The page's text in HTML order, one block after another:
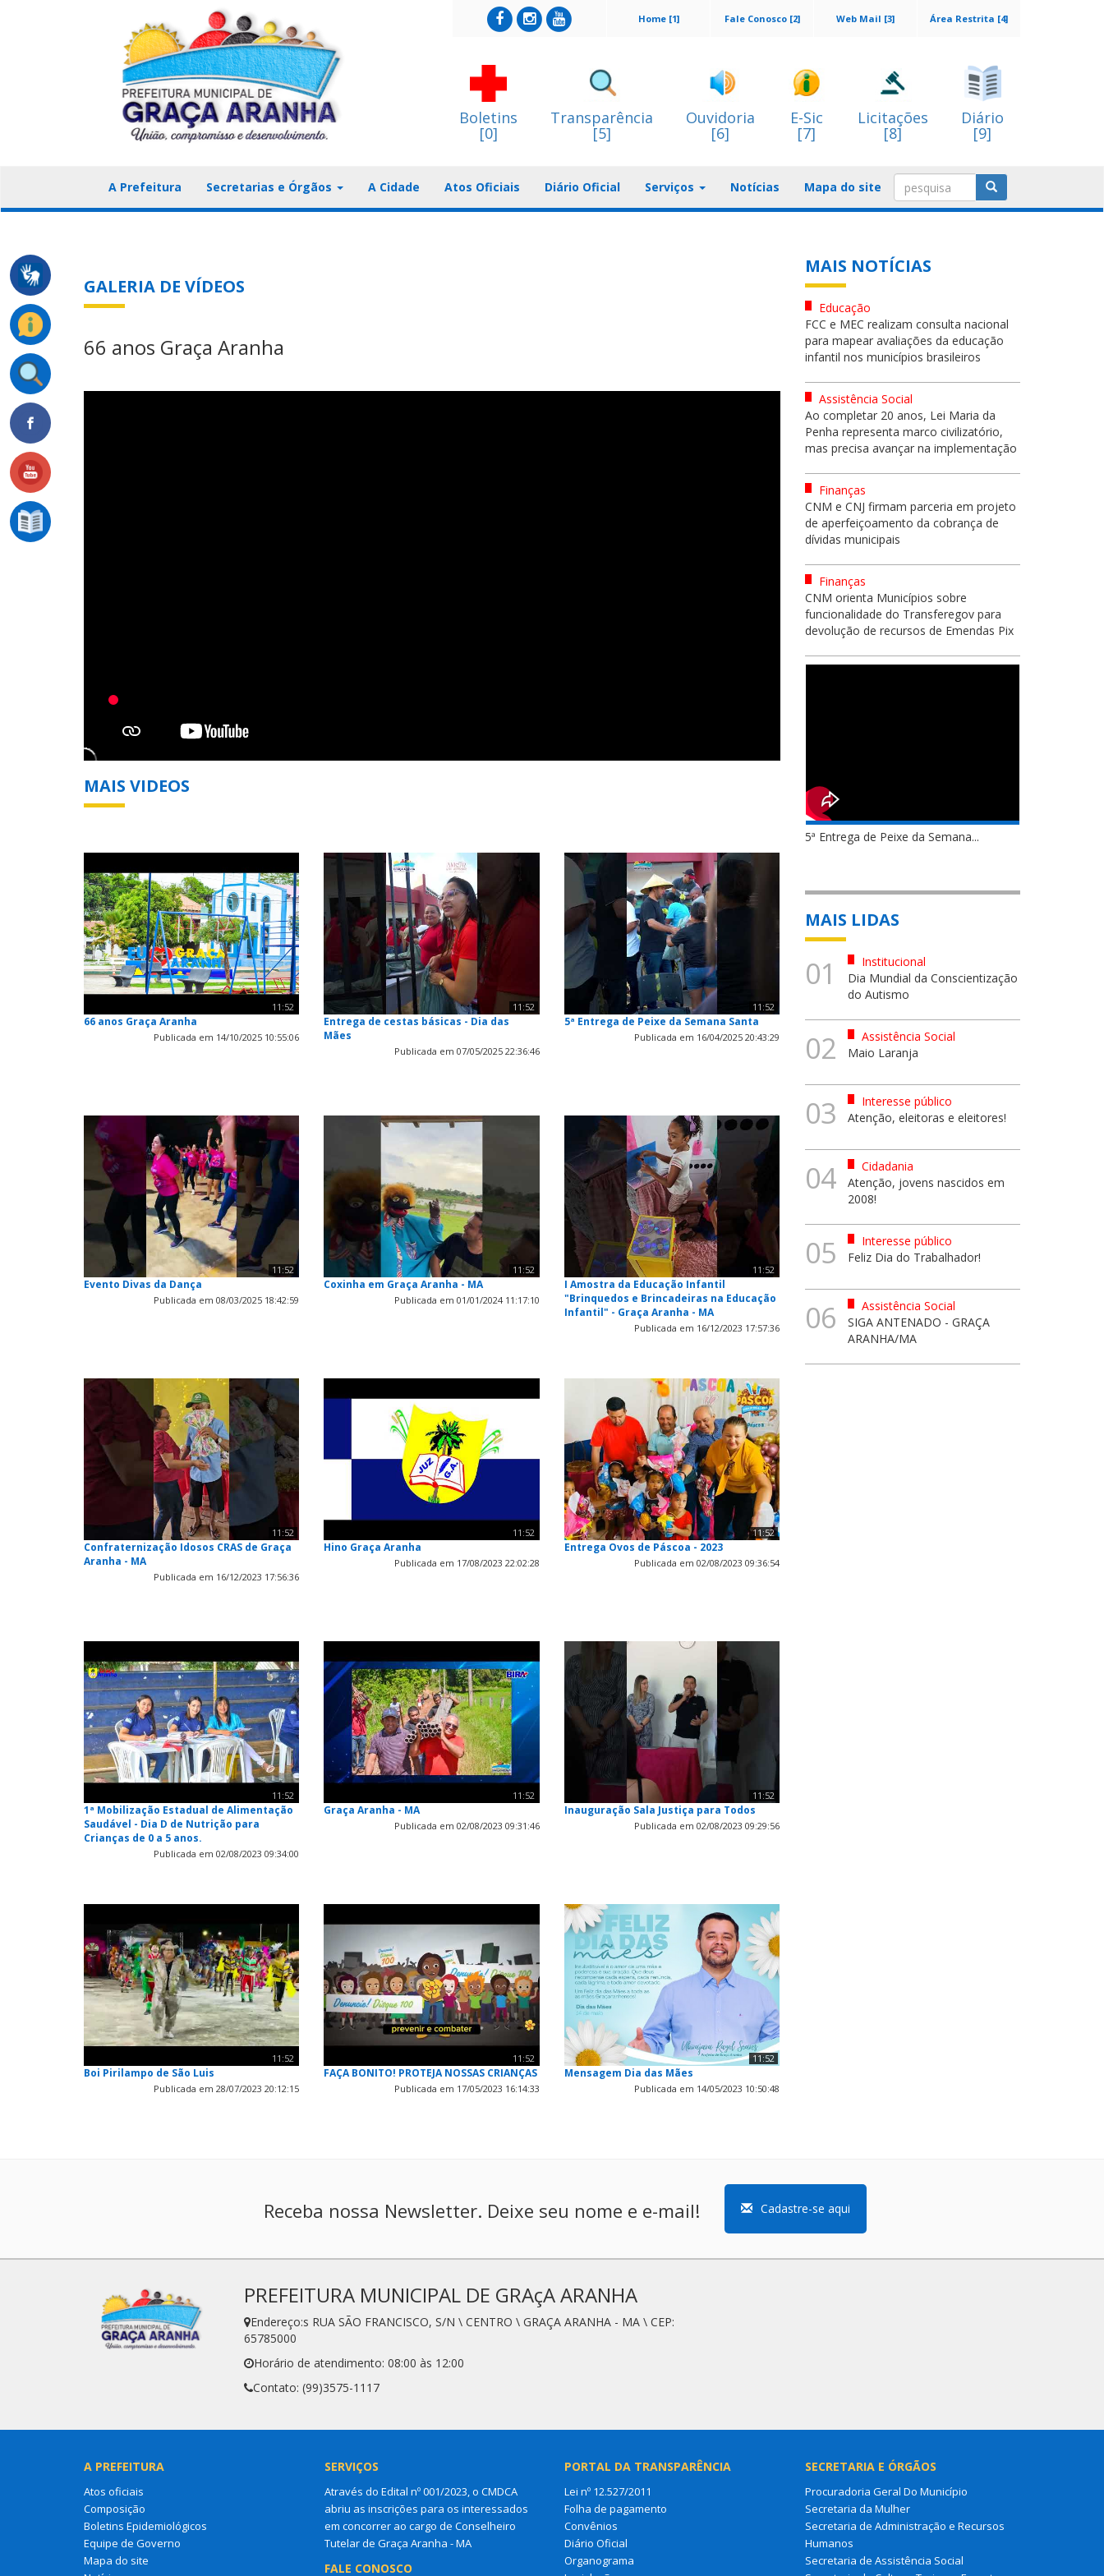
Área Restrita [4]
Web Mail [3]
Fale Conosco [2]
Home [1]
Boletins
[0]
Transparência
[5]
Ouvidoria
[6]
E-Sic
[7]
Licitações
[8]
Diário
[9]
A Prefeitura Secretarias e Órgãos A Cidade Atos Oficiais Diário Oficial Serviços Notícias Mapa do site
GALERIA DE VÍDEOS
66 anos Graça Aranha
MAIS VIDEOS
11:52
66 anos Graça Aranha
Publicada em 14/10/2025 10:55:06
11:52
Entrega de cestas básicas - Dia das
Mães
Publicada em 07/05/2025 22:36:46
11:52
5ª Entrega de Peixe da Semana Santa
Publicada em 16/04/2025 20:43:29
11:52
Evento Divas da Dança
Publicada em 08/03/2025 18:42:59
11:52
Coxinha em Graça Aranha - MA
Publicada em 01/01/2024 11:17:10
11:52
I Amostra da Educação Infantil
"Brinquedos e Brincadeiras na Educação
Infantil" - Graça Aranha - MA
Publicada em 16/12/2023 17:57:36
11:52
Confraternização Idosos CRAS de Graça
Aranha - MA
Publicada em 16/12/2023 17:56:36
11:52
Hino Graça Aranha
Publicada em 17/08/2023 22:02:28
11:52
Entrega Ovos de Páscoa - 2023
Publicada em 02/08/2023 09:36:54
11:52
1ª Mobilização Estadual de Alimentação
Saudável - Dia D de Nutrição para
Crianças de 0 a 5 anos.
Publicada em 02/08/2023 09:34:00
11:52
Graça Aranha - MA
Publicada em 02/08/2023 09:31:46
11:52
Inauguração Sala Justiça para Todos
Publicada em 02/08/2023 09:29:56
11:52
Boi Pirilampo de São Luis
Publicada em 28/07/2023 20:12:15
11:52
FAÇA BONITO! PROTEJA NOSSAS CRIANÇAS
Publicada em 17/05/2023 16:14:33
11:52
Mensagem Dia das Mães
Publicada em 14/05/2023 10:50:48
MAIS NOTÍCIAS
Educação
FCC e MEC realizam consulta nacional
para mapear avaliações da educação
infantil nos municípios brasileiros
Assistência Social
Ao completar 20 anos, Lei Maria da
Penha representa marco civilizatório,
mas precisa avançar na implementação
Finanças
CNM e CNJ firmam parceria em projeto
de aperfeiçoamento da cobrança de
dívidas municipais
Finanças
CNM orienta Municípios sobre
funcionalidade do Transferegov para
devolução de recursos de Emendas Pix
5ª Entrega de Peixe da Semana...
MAIS LIDAS
01
Institucional
Dia Mundial da Conscientização
do Autismo
02
Assistência Social
Maio Laranja
03
Interesse público
Atenção, eleitoras e eleitores!
04
Cidadania
Atenção, jovens nascidos em
2008!
05
Interesse público
Feliz Dia do Trabalhador!
06
Assistência Social
SIGA ANTENADO - GRAÇA
ARANHA/MA
Receba nossa Newsletter. Deixe seu nome e e-mail! Cadastre-se aqui
PREFEITURA MUNICIPAL DE GRAçA ARANHA
Endereço:s RUA SÃO FRANCISCO, S/N \ CENTRO \ GRAÇA ARANHA - MA \ CEP:
65785000
Horário de atendimento: 08:00 às 12:00
Contato: (99)3575-1117
A PREFEITURA
Atos oficiais
Composição
Boletins Epidemiológicos
Equipe de Governo
Mapa do site
SERVIÇOS
Através do Edital nº 001/2023, o CMDCA
abriu as inscrições para os interessados
em concorrer ao cargo de Conselheiro
Tutelar de Graça Aranha - MA
FALE CONOSCO
PORTAL DA TRANSPARÊNCIA
Lei nº 12.527/2011
Folha de pagamento
Convênios
Diário Oficial
Organograma
SECRETARIA E ÓRGÃOS
Procuradoria Geral Do Município
Secretaria da Mulher
Secretaria de Administração e Recursos
Humanos
Secretaria de Assistência Social